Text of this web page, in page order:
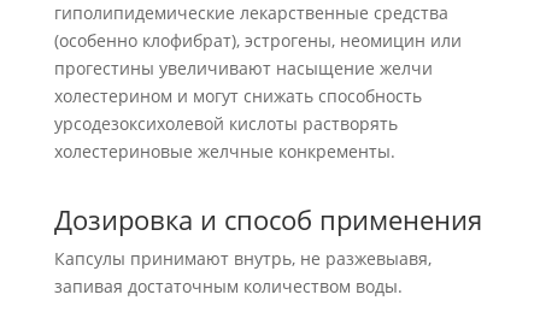
гиполипидемические лекарственные средства
(особенно клофибрат), эстрогены, неомицин или
прогестины увеличивают насыщение желчи
холестерином и могут снижать способность
урсодезоксихолевой кислоты растворять
холестериновые желчные конкременты.
Дозировка и способ применения
Капсулы принимают внутрь, не разжевыавя,
запивая достаточным количеством воды.